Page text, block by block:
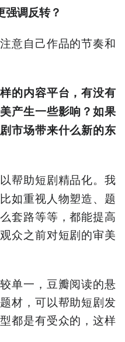
强调反转？
意自己作品的节奏和
的内容平台，有没有
产生一些影响？如果
市场带来什么新的东
帮助短剧精品化。我
如重视人物塑造、题
套路等等，都能提高
众之前对短剧的审美
单一，豆瓣阅读的悬
材，可以帮助短剧发
都是有受众的，这样